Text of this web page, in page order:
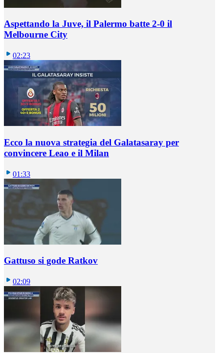
Aspettando la Juve, il Palermo batte 2-0 il
Melbourne City
02:23
Ecco la nuova strategia del Galatasaray per
convincere Leao e il Milan
01:33
Gattuso si gode Ratkov
02:09